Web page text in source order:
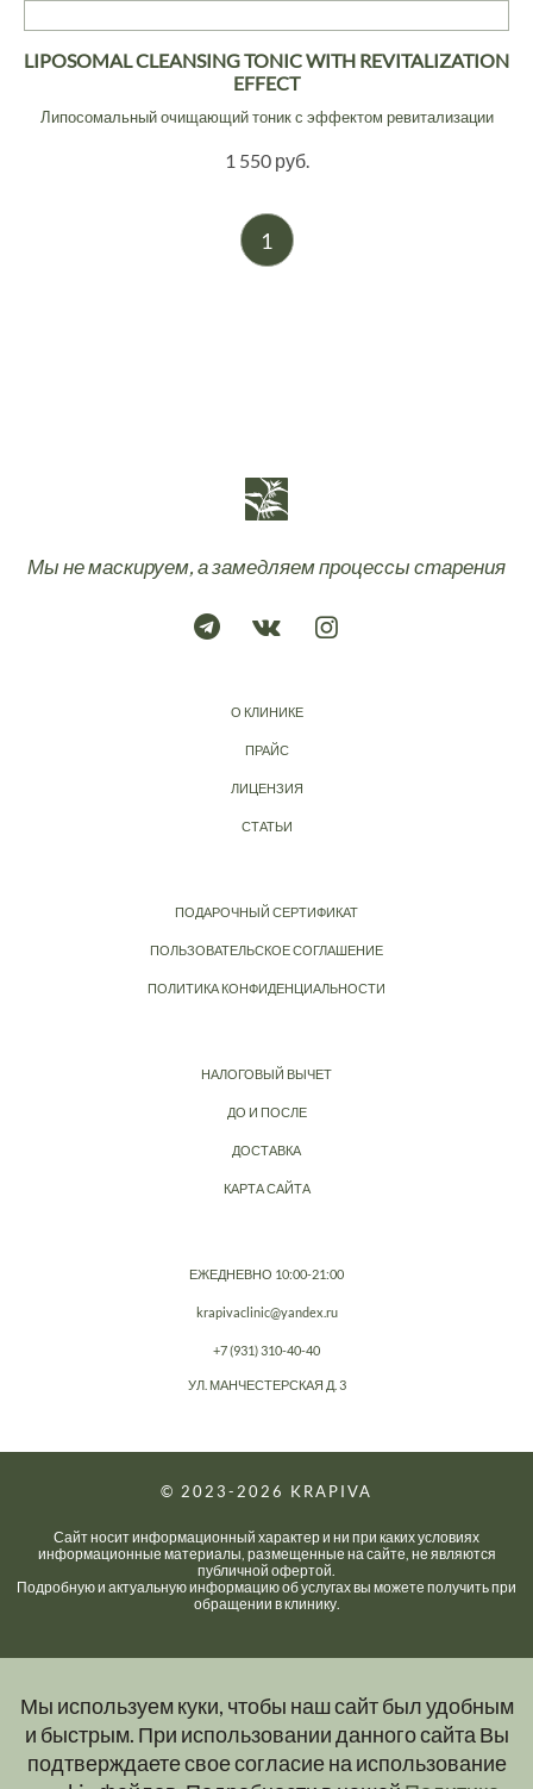
Мы используем куки, чтобы наш сайт был удобным
и быстрым. При использовании данного сайта Вы
подтверждаете свое согласие на использование
LIPOSOMAL CLEANSING TONIC WITH REVITALIZATION
EFFECT
Липосомальный очищающий тоник с эффектом ревитализации
1 550 руб.
1
Мы не маскируем, а замедляем процессы старения
О КЛИНИКЕ
ПРАЙС
ЛИЦЕНЗИЯ
СТАТЬИ
ПОДАРОЧНЫЙ СЕРТИФИКАТ
ПОЛЬЗОВАТЕЛЬСКОЕ СОГЛАШЕНИЕ
ПОЛИТИКА КОНФИДЕНЦИАЛЬНОСТИ
НАЛОГОВЫЙ ВЫЧЕТ
ДО И ПОСЛЕ
ДОСТАВКА
КАРТА САЙТА
ЕЖЕДНЕВНО 10:00-21:00
krapivaclinic@yandex.ru
+7 (931) 310-40-40
УЛ. МАНЧЕСТЕРСКАЯ Д. 3
© 2023-2026 KRAPIVA
Сайт носит информационный характер и ни при каких условиях
информационные материалы, размещенные на сайте, не являются
публичной офертой.
Подробную и актуальную информацию об услугах вы можете получить при
обращении в клинику.